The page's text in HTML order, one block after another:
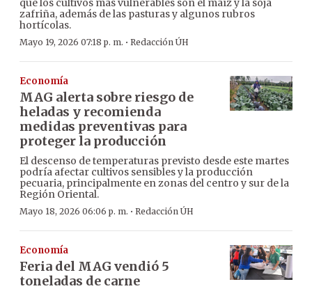
que los cultivos más vulnerables son el maíz y la soja
zafriña, además de las pasturas y algunos rubros
hortícolas.
Mayo 19, 2026 07:18 p. m. · Redacción ÚH
Economía
MAG alerta sobre riesgo de
heladas y recomienda
medidas preventivas para
proteger la producción
El descenso de temperaturas previsto desde este martes
podría afectar cultivos sensibles y la producción
pecuaria, principalmente en zonas del centro y sur de la
Región Oriental.
Mayo 18, 2026 06:06 p. m. · Redacción ÚH
Economía
Feria del MAG vendió 5
toneladas de carne